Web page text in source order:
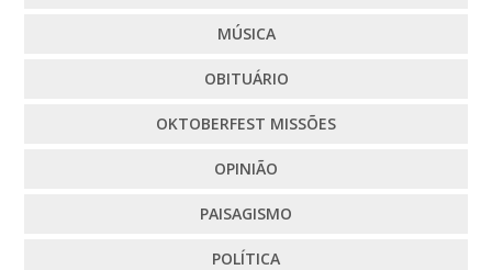
MÚSICA
OBITUÁRIO
OKTOBERFEST MISSÕES
OPINIÃO
PAISAGISMO
POLÍTICA